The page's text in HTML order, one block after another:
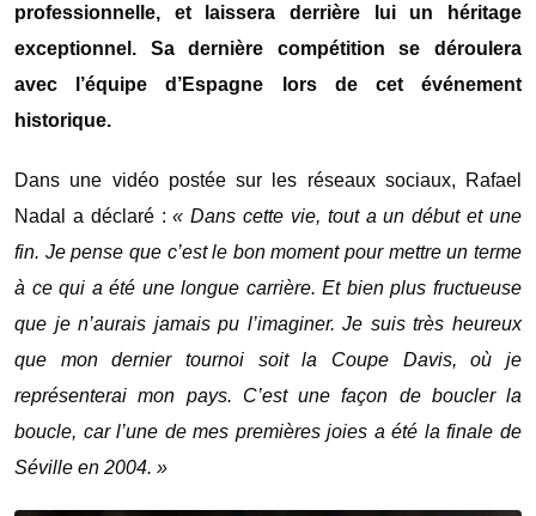
professionnelle, et laissera derrière lui un héritage
exceptionnel. Sa dernière compétition se déroulera
avec l’équipe d’Espagne lors de cet événement
historique.
Dans une vidéo postée sur les réseaux sociaux, Rafael
Nadal a déclaré :« Dans cette vie, tout a un début et une
fin. Je pense que c’est le bon moment pour mettre un terme
à ce qui a été une longue carrière. Et bien plus fructueuse
que je n’aurais jamais pu l’imaginer. Je suis très heureux
que mon dernier tournoi soit la Coupe Davis, où je
représenterai mon pays. C’est une façon de boucler la
boucle, car l’une de mes premières joies a été la finale de
Séville en 2004. »